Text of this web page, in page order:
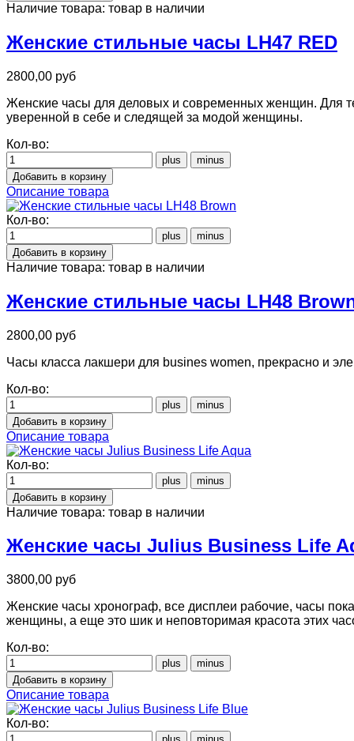
Наличие товара: товар в наличии
Женские стильные часы LH47 RED
2800,00 руб
Женские часы для деловых и современных женщин. Для
уверенной в себе и следящей за модой женщины.
Кол-во:
Описание товара
Кол-во:
Наличие товара: товар в наличии
Женские стильные часы LH48
2800,00 руб
Часы класса лакшери для busines women, прекрасно и
Кол-во:
Описание товара
Кол-во:
Наличие товара: товар в наличии
Женские часы Julius Business Life
3800,00 руб
Женские часы хронограф, все дисплеи рабочие, часы
женщины, а еще это шик и неповторимая красота этих
Кол-во:
Описание товара
Кол-во: